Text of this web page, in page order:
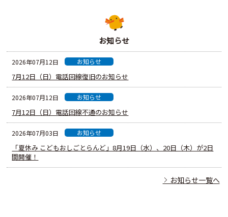
お知らせ
2026年07月12日 お知らせ
7月12日（日）電話回線復旧のお知らせ
2026年07月12日 お知らせ
7月12日（日）電話回線不通のお知らせ
2026年07月03日 お知らせ
「夏休み こどもおしごとらんど」8月19日（水）、20日（木）が2日
間開催！
お知らせ一覧へ